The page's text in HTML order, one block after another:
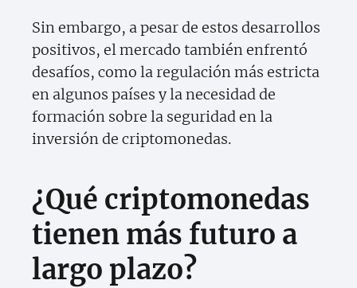
Sin embargo, a pesar de estos desarrollos
positivos, el mercado también enfrentó
desafíos, como la regulación más estricta
en algunos países y la necesidad de
formación sobre la seguridad en la
inversión de criptomonedas.
¿Qué criptomonedas
tienen más futuro a
largo plazo?